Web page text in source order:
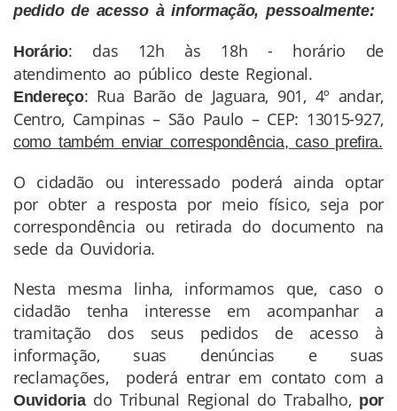
pedido de acesso à informação, pessoalmente:
Horário: das 12h às 18h - horário de
atendimento ao público deste Regional.
Endereço: Rua Barão de Jaguara, 901, 4º andar,
Centro, Campinas – São Paulo – CEP: 13015-927,
como também enviar correspondência, caso prefira.
O cidadão ou interessado poderá ainda optar
por obter a resposta por meio físico, seja por
correspondência ou retirada do documento na
sede da Ouvidoria.
Nesta mesma linha, informamos que, caso o
cidadão tenha interesse em acompanhar a
tramitação dos seus pedidos de acesso à
informação, suas denúncias e suas
reclamações, poderá entrar em contato com a
Ouvidoria do Tribunal Regional do Trabalho, por